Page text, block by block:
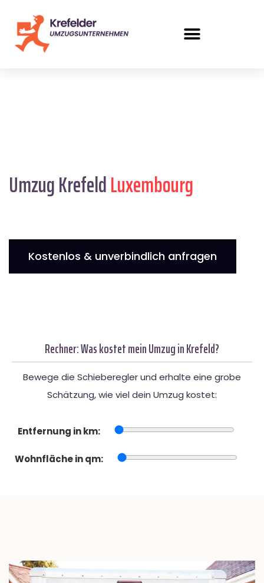
Umzug KrefeldLuxembourg
Kostenlos & unverbindlich anfragen
Rechner: Was kostet mein Umzug in Krefeld?
Bewege die Schieberegler und erhalte eine grobe
Schätzung, wie viel dein Umzug kostet:
Entfernung in km:
Wohnfläche in qm: